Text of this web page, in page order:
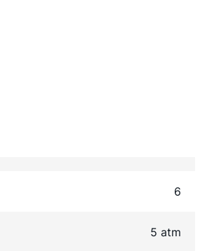
6
5 atm